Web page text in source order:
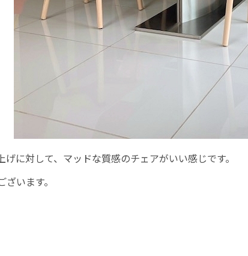
に対して、マッドな質感のチェアがいい感じです。
います。